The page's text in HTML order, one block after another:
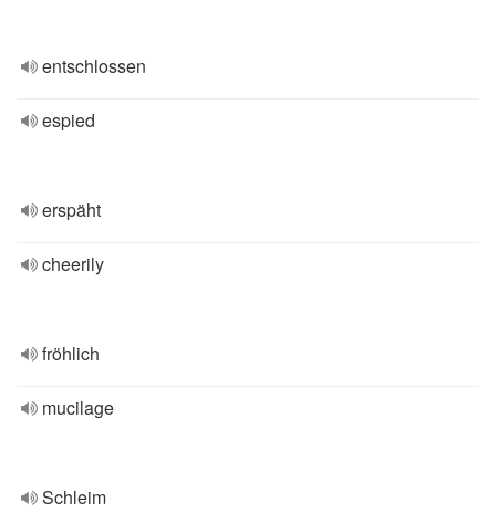
entschlossen
espied
erspäht
cheerily
fröhlich
mucilage
Schleim